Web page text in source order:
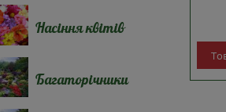
Насіння квітів
Багаторічники